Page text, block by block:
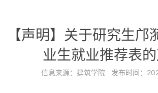
【声明】关于研究生邝
业生就业推荐表
信息来源： 建筑学院 发布时间：